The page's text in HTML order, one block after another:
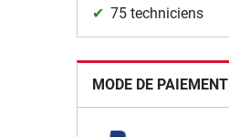
75 techniciens
MODE DE PAIEMENT